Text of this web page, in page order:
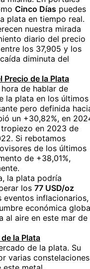
Cinco Días puedes
plata en tiempo real.
nuestra mirada
diario del precio
los 37,905 y los
diminuta del
de la Plata
de hablar de
la plata en los últimos
pero definida
un +30,82%, en
tropiezo en 2023 de
Si rebotamos
de los últimos
de +38,01%,
la plata podría
los 77 USD/oz
eventos inflacionarios,
económica
al aire en este mar de
la Plata
de la plata. Su
varias